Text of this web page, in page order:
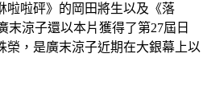
啦啦砰》的岡田將生以及《落
末涼子還以本片獲得了第27屆日
榮，是廣末涼子近期在大銀幕上以